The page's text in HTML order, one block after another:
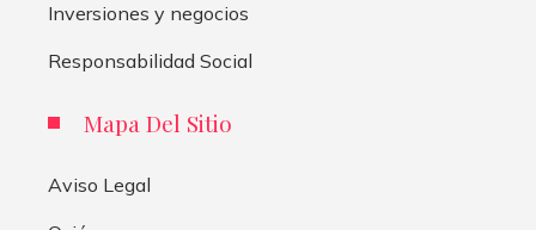
Inversiones y negocios
Responsabilidad Social
Mapa Del Sitio
Aviso Legal